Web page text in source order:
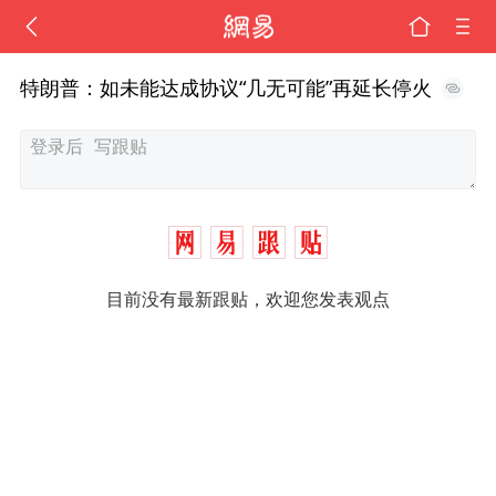
特朗普：如未能达成协议“几无可能”再延长停火
目前没有最新跟贴，欢迎您发表观点